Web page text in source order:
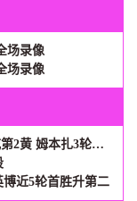
场录像
场录像
三连胜！铁人3-2海港 热菲尼奥绝杀+脱衣吃第2黄 姆本扎3轮轰6球
近5轮首胜升第二